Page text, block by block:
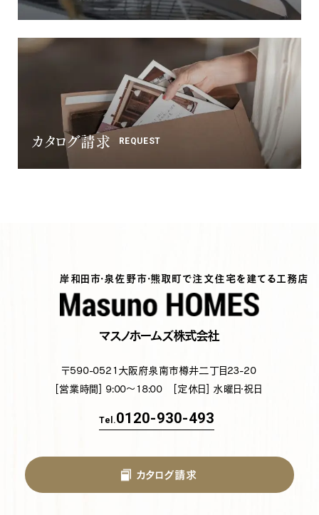
カタログ請求 REQUEST
岸和田市・泉佐野市・熊取町で注文住宅を建てる工務店
マスノホームズ株式会社
〒590-0521 大阪府泉南市樽井二丁目23-20
[営業時間] 9:00～18:00 [定休日] 水曜日・祝日
Tel.0120-930-493
カタログ請求